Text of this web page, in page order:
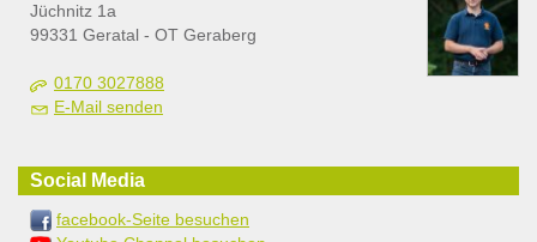
Jüchnitz 1a
99331 Geratal - OT Geraberg
0170 3027888
E-Mail senden
Social Media
facebook-Seite besuchen